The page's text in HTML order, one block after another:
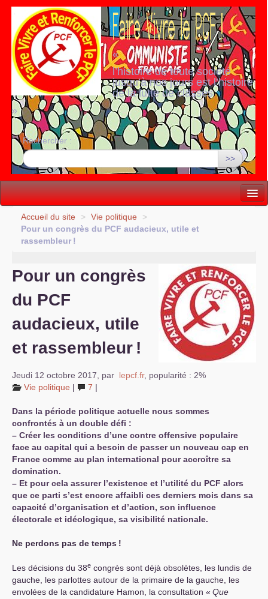
«
l’histoire de toute société
jusqu’à nos jours est l’histoire
de la lutte de classes
»
Rechercher :
>>
Vie politique
Lutter, Unir...
Accueil du site > Vie politique
>
Pour un congrès du PCF audacieux, utile et
rassembleur !
Pour un congrès
du PCF
audacieux, utile
et rassembleur !
Jeudi 12 octobre 2017 par lepcf.fr, popularité : 2%
Vie politique | 7 |
Dans la période politique actuelle nous sommes
confrontés à un double défi :
– Créer les conditions d’une contre offensive populaire
face au capital qui a besoin de passer un nouveau cap en
France comme au plan international pour accroître sa
domination.
– Et pour cela assurer l’existence et l’utilité du PCF alors
que ce parti s’est encore affaibli ces derniers mois dans sa
capacité d’organisation et d’action, son influence
électorale et idéologique, sa visibilité nationale.
Ne perdons pas de temps !
Les décisions du 38e congrès sont déjà obsolètes, les lundis de
gauche, les parlottes autour de la primaire de la gauche, les
envolées de la candidature Hamon, la consultation « Que